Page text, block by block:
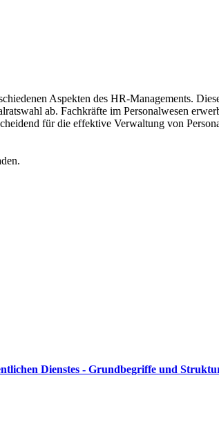
Aspekten des HR-Managements.
ab. Fachkräfte im Personalwesen
für die effektive Verwaltung von
Dienstes - Grundbegriffe und